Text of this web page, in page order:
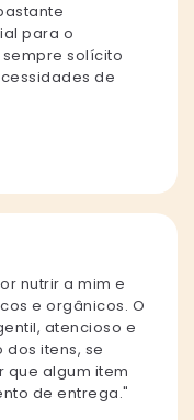
para o
solícito
de
nutrir a mim e
e orgânicos. O
atencioso e
itens, se
que algum item
de entrega."